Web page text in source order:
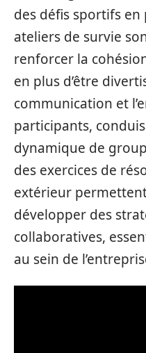
des défis sportifs
ateliers de survie
renforcer la
en plus d’être
communication et
participants,
dynamique de
des exercices de
extérieur
développer des
collaboratives,
au sein de